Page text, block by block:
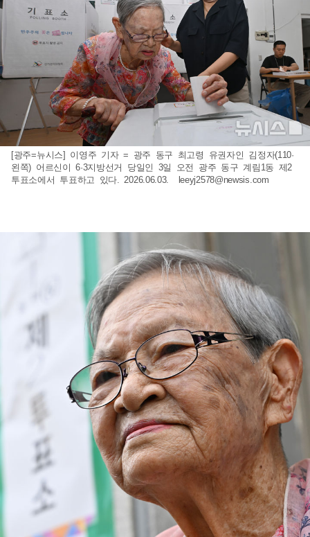
[광주=뉴시스] 이영주 기자 = 광주 동구 최고령 유권자인 김정자(110·
왼쪽) 어르신이 6·3지방선거 당일인 3일 오전 광주 동구 계림1동 제2
투표소에서 투표하고 있다. 2026.06.03.
leeyj2578@newsis.com